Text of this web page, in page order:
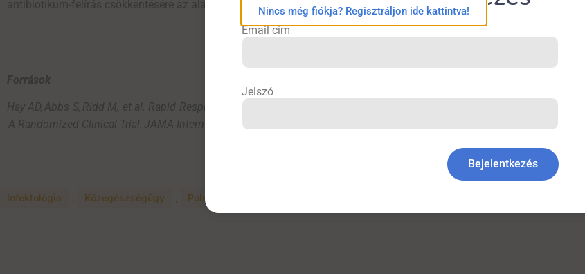
antibiotikum-felírás csökkentésére az alapellátásban.
Források
Hay AD,Abbs S, Ridd M, et al . Rapid Respiratory
A Randomized Clinical Trial JAMA Intern Published
Infektológia Közegészségügy Pulmonológia
Nincs még fiókja? Regisztráljon ide kattintva!
Email cím
Jelszó
Bejelentkezés